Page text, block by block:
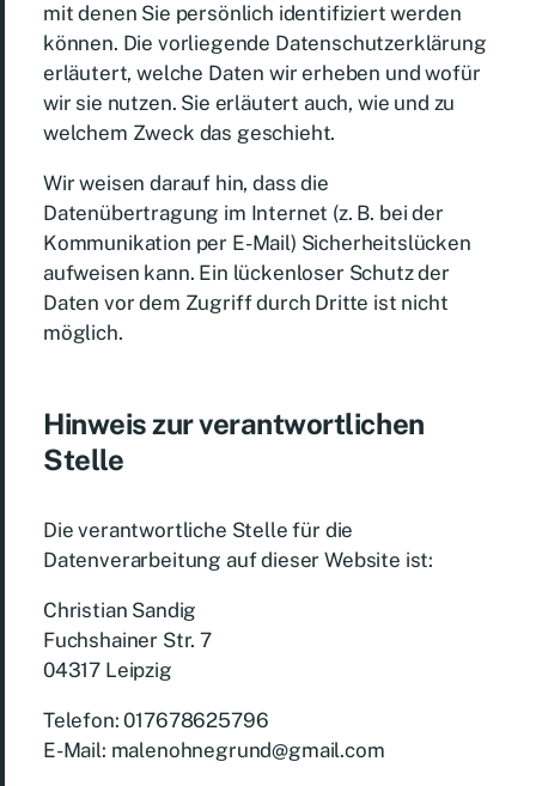
mit denen Sie persönlich identifiziert werden
können. Die vorliegende Datenschutzerklärung
erläutert, welche Daten wir erheben und wofür
wir sie nutzen. Sie erläutert auch, wie und zu
welchem Zweck das geschieht.
Wir weisen darauf hin, dass die
Datenübertragung im Internet (z. B. bei der
Kommunikation per E-Mail) Sicherheitslücken
aufweisen kann. Ein lückenloser Schutz der
Daten vor dem Zugriff durch Dritte ist nicht
möglich.
Hinweis zur verantwortlichen
Stelle
Die verantwortliche Stelle für die
Datenverarbeitung auf dieser Website ist:
Christian Sandig
Fuchshainer Str. 7
04317 Leipzig
Telefon: 017678625796
E-Mail: malenohnegrund@gmail.com